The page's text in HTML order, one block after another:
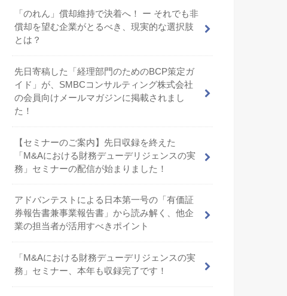
「のれん」償却維持で決着へ！ ー それでも非
償却を望む企業がとるべき、現実的な選択肢
とは？
先日寄稿した「経理部門のためのBCP策定ガ
イド」が、SMBCコンサルティング株式会社
の会員向けメールマガジンに掲載されまし
た！
【セミナーのご案内】先日収録を終えた
「M&Aにおける財務デューデリジェンスの実
務」セミナーの配信が始まりました！
アドバンテストによる日本第一号の「有価証
券報告書兼事業報告書」から読み解く、他企
業の担当者が活用すべきポイント
「M&Aにおける財務デューデリジェンスの実
務」セミナー、本年も収録完了です！